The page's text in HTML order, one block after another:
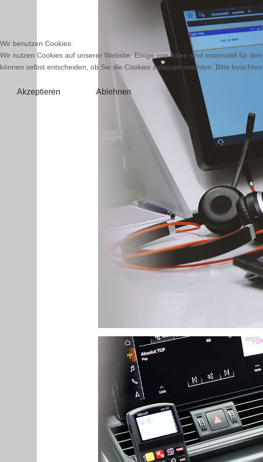
Wir benutzen Cookies
Wir nutzen Cookies auf unserer Website. Einige von ihnen sind essenziell für
können selbst entscheiden, ob Sie die Cookies zulassen möchten. Bitte
Akzeptieren Ablehnen